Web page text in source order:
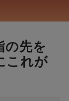
の先を
これが